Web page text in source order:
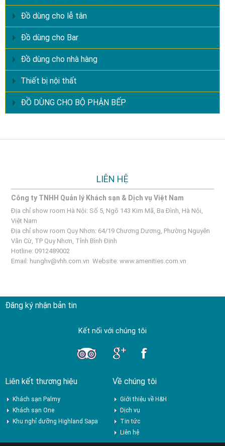
Đồ dùng cho lễ tân
Đồ dùng cho Bar
Đồ dùng cho nhà hàng
Thiết bị nội thất
ĐỒ DÙNG CHO BỘ PHẬN BẾP
LIÊN HỆ
Công ty TNHH Quản lý Khách sạn & Dịch vụ Việt Nam
Địa chỉ show room Hà Nội: Số 5, Ngõ 143 Kim Mã, Ba Đình, Hà Nội,
Việt Nam
Địa chỉ show room Quy Nhơn: 64/19 Chương Dương, Phường Nguyên
Văn Cừ, TP Quy Nhơn, Tỉnh Bình Định
Hotline: 0912489002
Email: hunghv@vhh.com.vn Website:www.amenities.com.vn
Đăng ký nhận bản tin
Kết nối với chúng tôi
Liên kết thương hiệu
Khách sạn Palmy
Khách sạn One
Khu nghỉ dưỡng Highland Sapa
Về chúng tôi
Giới thiệu về H&H
Dịch vụ
Tin tức
Liên hệ